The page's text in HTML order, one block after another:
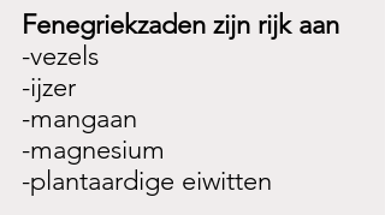
Fenegriekzaden zijn rijk aan
-vezels
-ijzer
-mangaan
-magnesium
-plantaardige eiwitten